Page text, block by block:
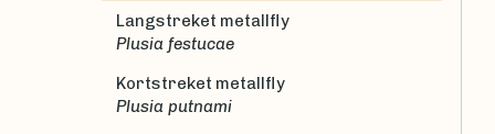
Langstreket metallfly
Plusia festucae
Kortstreket metallfly
Plusia putnami